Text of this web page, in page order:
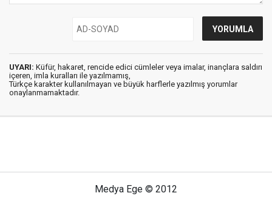
UYARI: Küfür, hakaret, rencide edici cümleler veya imalar, inançlara saldırı
içeren, imla kuralları ile yazılmamış,
Türkçe karakter kullanılmayan ve büyük harflerle yazılmış yorumlar
onaylanmamaktadır.
Medya Ege © 2012